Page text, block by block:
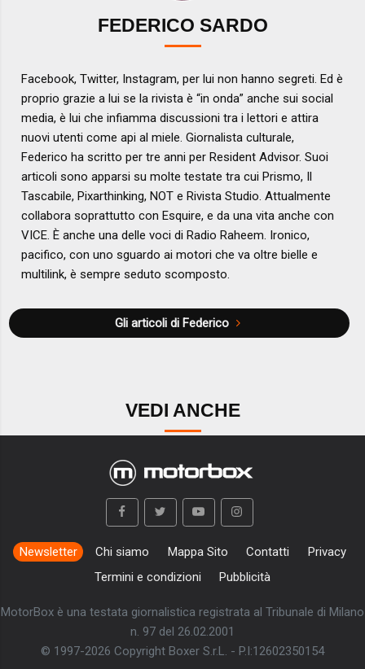
FEDERICO SARDO
Facebook, Twitter, Instagram, per lui non hanno segreti. Ed è
proprio grazie a lui se la rivista è “in onda” anche sui social
media, è lui che infiamma discussioni tra i lettori e attira
nuovi utenti come api al miele. Giornalista culturale,
Federico ha scritto per tre anni per Resident Advisor. Suoi
articoli sono apparsi su molte testate tra cui Prismo, Il
Tascabile, Pixarthinking, NOT e Rivista Studio. Attualmente
collabora soprattutto con Esquire, e da una vita anche con
VICE. È anche una delle voci di Radio Raheem. Ironico,
pacifico, con uno sguardo ai motori che va oltre bielle e
multilink, è sempre seduto scomposto.
Gli articoli di Federico
VEDI ANCHE
Newsletter Chi siamo Mappa Sito Contatti
Privacy
Termini e condizioni
Pubblicità
MotorBox è una testata giornalistica registrata al Tribunale di Milano
n. 97 del 26.02.2001
© 1997-2026 Copyright Boxer S.r.L. - P.I:12602350154